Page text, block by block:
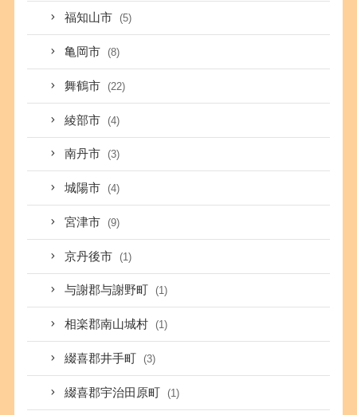
福知山市 (5)
亀岡市 (8)
舞鶴市 (22)
綾部市 (4)
南丹市 (3)
城陽市 (4)
宮津市 (9)
京丹後市 (1)
与謝郡与謝野町 (1)
相楽郡南山城村 (1)
綴喜郡井手町 (3)
綴喜郡宇治田原町 (1)